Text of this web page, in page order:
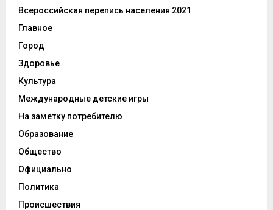
Всероссийская перепись населения 2021
Главное
Город
Здоровье
Культура
Международные детские игры
На заметку потребителю
Образование
Общество
Официально
Политика
Происшествия